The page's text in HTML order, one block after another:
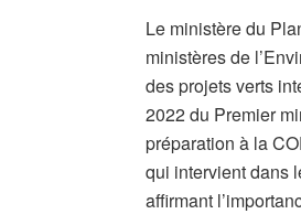
Le ministère du
ministères de
des projets verts
2022 du Premier
préparation à la
qui intervient dans
affirmant